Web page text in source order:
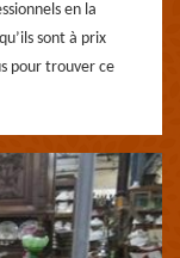
en la
sont à prix
pour trouver ce